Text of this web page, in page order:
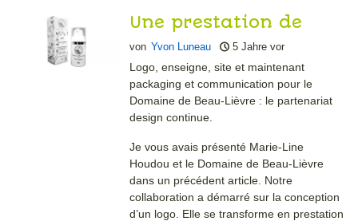
Une prestation de
design global pour
une marque
von Yvon Luneau 5 Jahre vor
Logo, enseigne, site et maintenant
packaging et communication pour le
Domaine de Beau-Lièvre : le partenariat
design continue.
Je vous avais présenté Marie-Line
Houdou et le Domaine de Beau-Lièvre
dans un précédent article. Notre
collaboration a démarré sur la conception
d’un logo. Elle se transforme en prestation